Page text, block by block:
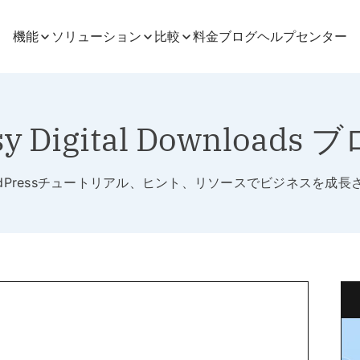
機能 ソリューション 比較 料金ブログヘルプセンター
Digital Downloads ブ
チュートリアル、ヒント、リソースでビジネスを成長